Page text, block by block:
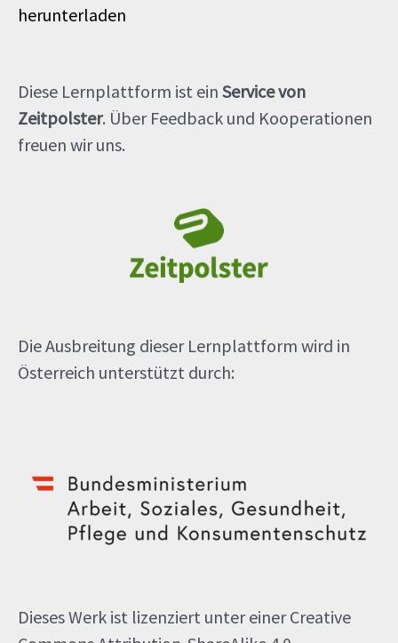
herunterladen
Diese Lernplattform ist ein Service von
Zeitpolster. Über Feedback und Kooperationen
freuen wir uns.
Die Ausbreitung dieser Lernplattform wird in
Österreich unterstützt durch:
Dieses Werk ist lizenziert unter einer Creative